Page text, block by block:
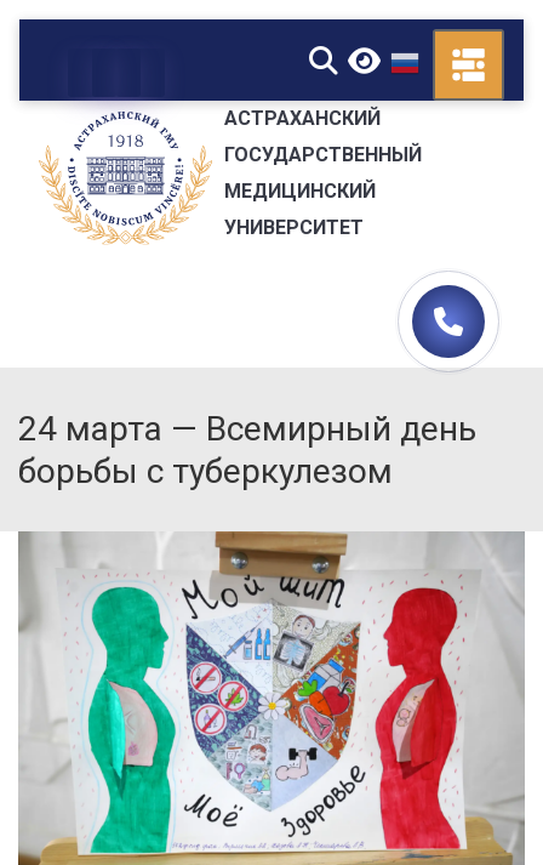
▼
АСТРАХАНСКИЙ
ГОСУДАРСТВЕННЫЙ
МЕДИЦИНСКИЙ
УНИВЕРСИТЕТ
24 марта — Всемирный день
борьбы с туберкулезом